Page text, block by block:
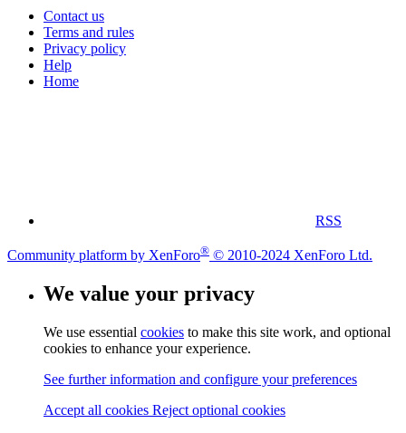
Contact us
Terms and rules
Privacy policy
Help
Home
RSS
Community platform by XenForo® © 2010-2024 XenForo Ltd.
We value your privacy
We use essential cookies to make this site work, and optional
cookies to enhance your experience.
See further information and configure your preferences
Accept all cookies Reject optional cookies